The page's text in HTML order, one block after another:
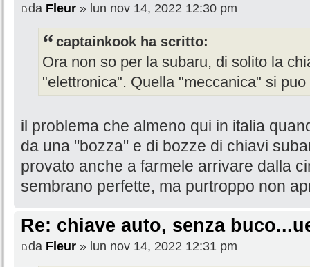
da Fleur » lun nov 14, 2022 12:30 pm
captainkook ha scritto:
Ora non so per la subaru, di solito la
"elettronica". Quella "meccanica" si
il problema che almeno qui in italia
da una "bozza" e di bozze di chiavi
provato anche a farmele arrivare dalla
sembrano perfette, ma purtroppo non
Re: chiave auto, senza
da Fleur » lun nov 14, 2022 12:31 pm